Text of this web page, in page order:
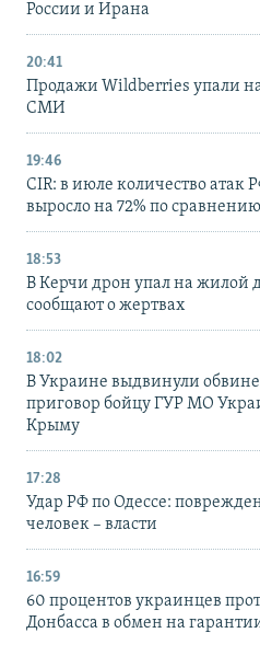
России и Ирана
20:41
Продажи Wildberries упали
СМИ
19:46
CIR: в июле количество атак
выросло на 72% по
18:53
В Керчи дрон упал на жилой
сообщают о жертвах
18:02
В Украине выдвинули
приговор бойцу ГУР МО
Крыму
17:28
Удар РФ по Одессе:
человек – власти
16:59
60 процентов украинцев
Донбасса в обмен на